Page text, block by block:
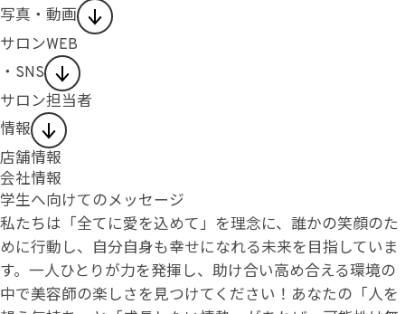
写真・動画
サロンWEB
・SNS
サロン担当者
情報
店舗情報
会社情報
学生へ向けてのメッセージ
私たちは「全てに愛を込めて」を理念に、誰かの笑顔のた
めに行動し、自分自身も幸せになれる未来を目指していま
す。一人ひとりが力を発揮し、助け合い高め合える環境の
中で美容師の楽しさを見つけてください！あなたの「人を